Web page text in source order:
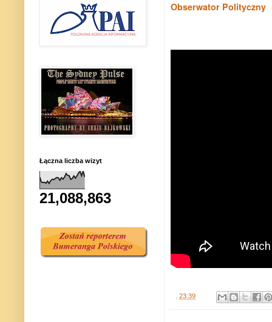
Obserwator Polityczny
. 23:39
Łączna liczba wizyt
21,088,863